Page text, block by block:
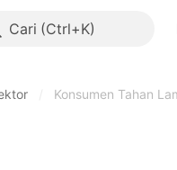
Cari
Konsumen Tahan